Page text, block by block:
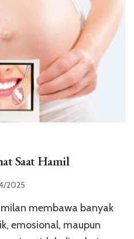
Saat Hamil
2025
membawa banyak
emosional, maupun